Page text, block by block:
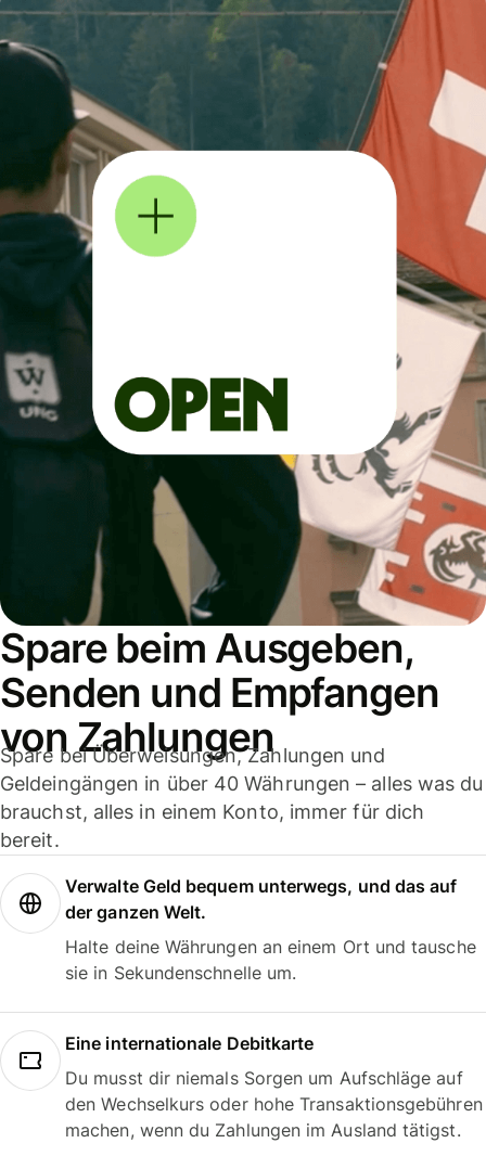
Spare beim Ausgeben,
Senden und Empfangen
von Zahlungen
Spare bei Überweisungen, Zahlungen und
Geldeingängen in über 40 Währungen – alles was du
brauchst, alles in einem Konto, immer für dich
bereit.
Verwalte Geld bequem unterwegs, und das auf
der ganzen Welt.
Halte deine Währungen an einem Ort und tausche
sie in Sekundenschnelle um.
Eine internationale Debitkarte
Du musst dir niemals Sorgen um Aufschläge auf
den Wechselkurs oder hohe Transaktionsgebühren
machen, wenn du Zahlungen im Ausland tätigst.